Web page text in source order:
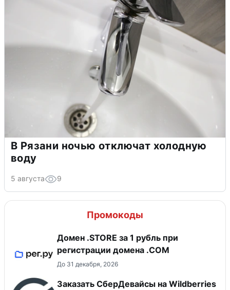
В Рязани ночью отключат холодную
воду
5 августа 9
Промокоды
Домен .STORE за 1 рубль при
регистрации домена .COM
До 31 декабря, 2026
Заказать СберДевайсы на Wildberries